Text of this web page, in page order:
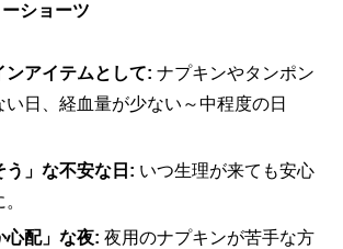
ショーツ
ンアイテムとして: ナプキンやタンポン
い日、経血量が少ない～中程度の日
う」な不安な日: いつ生理が来ても安心
心配」な夜: 夜用のナプキンが苦手な方